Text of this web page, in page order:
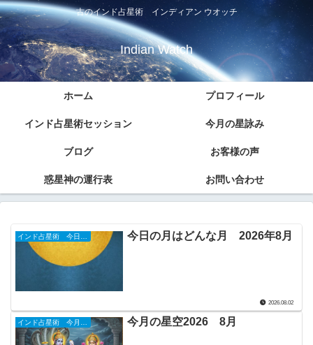
古のインド占星術 インディアン ウオッチ
Indian Watch
ホーム プロフィール
インド占星術セッション 今月の星詠み
ブログ お客様の声
惑星神の運行表 お問い合わせ
今日の月はどんな月 2026年8月
2026.08.02
インド占星術 今月の星詠み 今月の星空2026 8月